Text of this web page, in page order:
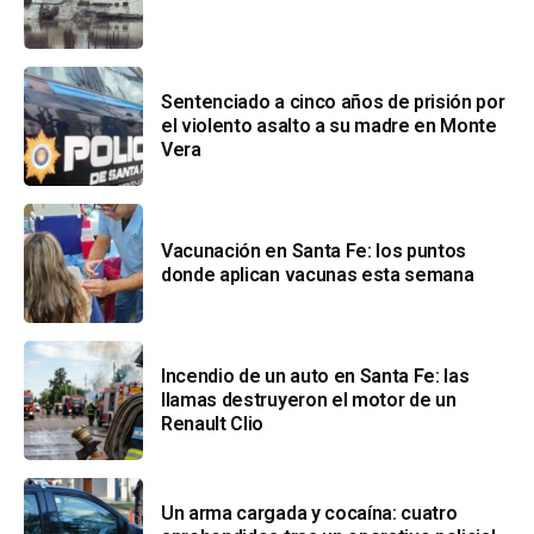
Sentenciado a cinco años de prisión por
el violento asalto a su madre en Monte
Vera
Vacunación en Santa Fe: los puntos
donde aplican vacunas esta semana
Incendio de un auto en Santa Fe: las
llamas destruyeron el motor de un
Renault Clio
Un arma cargada y cocaína: cuatro